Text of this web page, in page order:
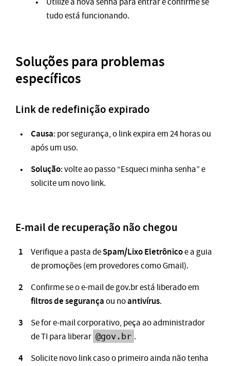
tudo está funcionando.
Soluções para problemas
específicos
Link de redefinição expirado
Causa: por segurança, o link expira em 24 horas ou
após um uso.
Solução: volte ao passo “Esqueci minha senha” e
solicite um novo link.
E-mail de recuperação não chegou
Verifique a pasta deSpam/Lixo Eletrônicoe a guia
de promoções (em provedores como Gmail).
Confirme se o e-mail de gov.br está liberado em
filtros de segurançaou noantivírus.
Se for e-mail corporativo, peça ao administrador
de TI para liberar @gov.br .
Solicite novo link caso o primeiro ainda não tenha